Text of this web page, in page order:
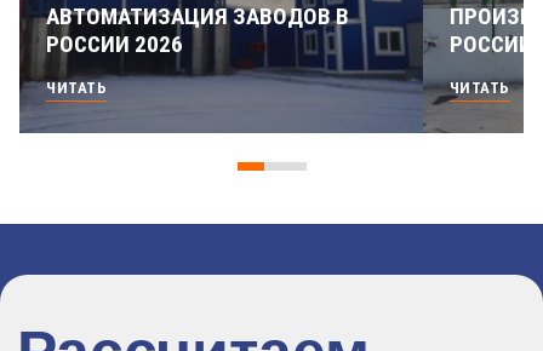
АВТОМАТИЗАЦИЯ ЗАВОДОВ В
РОССИИ 2026
ЧИТАТЬ
РОССИИ
ЧИТАТЬ